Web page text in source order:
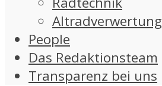
Altradverwertung
People
Das Redaktionsteam
Transparenz bei uns